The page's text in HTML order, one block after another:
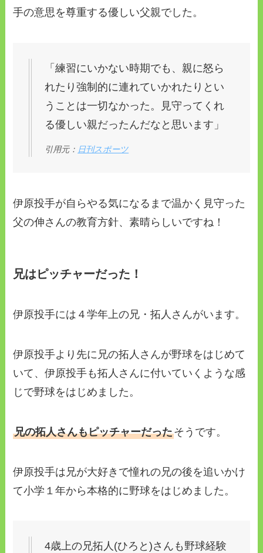
手の意思を尊重する優しい父親でした。
「練習にいかない時期でも、親に怒ら
れたり強制的に連れていかれたりとい
うことは一切なかった。見守ってくれ
る優しい親だったんだなと思います」
引用元： 日刊スポーツ
伊原投手が自らやる気になるまで温かく見守った
父の伸さんの教育方針、素晴らしいですね！
兄はピッチャーだった！
伊原投手には４学年上の兄・拓人さんがいます。
伊原投手より先に兄の拓人さんが野球をはじめて
いて、伊原投手も拓人さんに付いていくような感
じで野球をはじめました。
兄の拓人さんもピッチャーだったそうです。
伊原投手は兄が大好きで憧れの兄の後を追いかけ
て小学１年から本格的に野球をはじめました。
4歳上の兄拓人(ひろと)さんも野球経験